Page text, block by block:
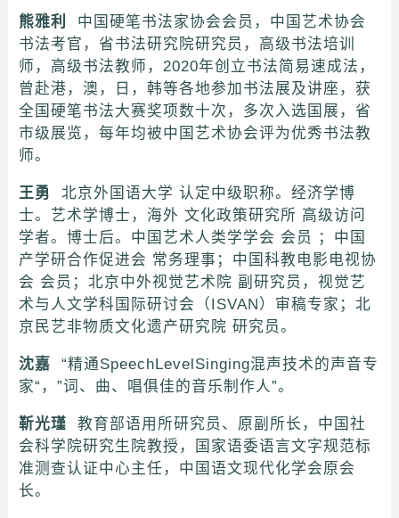
熊雅利 中国硬笔书法家协会会员，中国艺术协会
书法考官，省书法研究院研究员，高级书法培训
师，高级书法教师，2020年创立书法简易速成法，
曾赴港，澳，日，韩等各地参加书法展及讲座，获
全国硬笔书法大赛奖项数十次，多次入选国展，省
市级展览，每年均被中国艺术协会评为优秀书法教
师。
王勇 北京外国语大学 认定中级职称。经济学博
士。艺术学博士，海外 文化政策研究所 高级访问
学者。博士后。中国艺术人类学学会 会员 ；中国
产学研合作促进会 常务理事；中国科教电影电视协
会 会员；北京中外视觉艺术院 副研究员，视觉艺
术与人文学科国际研讨会（ISVAN）审稿专家；北
京民艺非物质文化遗产研究院 研究员。
沈嘉 “精通SpeechLevelSinging混声技术的声音专
家“，”词、曲、唱俱佳的音乐制作人”。
靳光瑾 教育部语用所研究员、原副所长，中国社
会科学院研究生院教授，国家语委语言文字规范标
准测查认证中心主任，中国语文现代化学会原会
长。